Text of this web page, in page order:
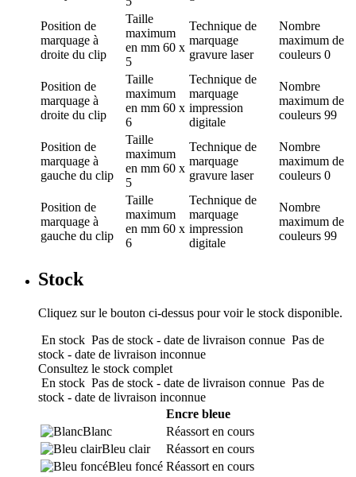
Position de
marquage à
droite du clip
Taille
maximum
en mm 60 x
5
Technique de
marquage
gravure laser
Nombre
maximum de
couleurs 0
Position de
marquage à
droite du clip
Taille
maximum
en mm 60 x
6
Technique de
marquage
impression
digitale
Nombre
maximum de
couleurs 99
Position de
marquage à
gauche du clip
Taille
maximum
en mm 60 x
5
Technique de
marquage
gravure laser
Nombre
maximum de
couleurs 0
Position de
marquage à
gauche du clip
Taille
maximum
en mm 60 x
6
Technique de
marquage
impression
digitale
Nombre
maximum de
couleurs 99
Stock
Cliquez sur le bouton ci-dessus pour voir le stock disponible.
En stock Pas de stock - date de livraison connue Pas de
stock - date de livraison inconnue
Consultez le stock complet
En stock Pas de stock - date de livraison connue Pas de
stock - date de livraison inconnue
Encre bleue
Blanc
Réassort en cours
Bleu clair
Réassort en cours
Bleu foncé Réassort en cours